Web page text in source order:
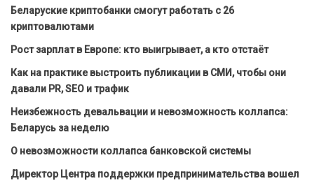
Беларуские криптобанки смогут работать с 26
криптовалютами
Рост зарплат в Европе: кто выигрывает, а кто отстаёт
Как на практике выстроить публикации в СМИ, чтобы они
давали PR, SEO и трафик
Неизбежность девальвации и невозможность коллапса:
Беларусь за неделю
О невозможности коллапса банковской системы
Директор Центра поддержки предпринимательства вошел